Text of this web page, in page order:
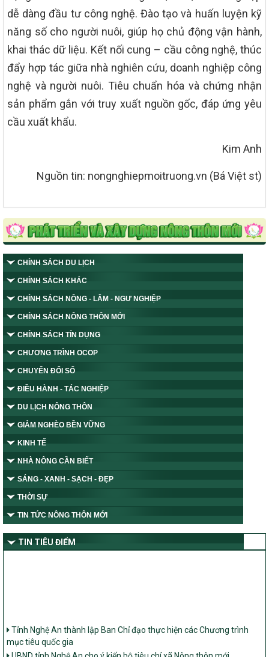
dễ dàng đầu tư công nghệ. Đào tạo và huấn luyện kỹ
năng số cho người nuôi, giúp họ chủ động vận hành,
khai thác dữ liệu. Kết nối cung – cầu công nghệ, thúc
đẩy hợp tác giữa nhà nghiên cứu, doanh nghiệp công
nghệ và người nuôi. Tiêu chuẩn hóa và chứng nhận
sản phẩm gắn với truy xuất nguồn gốc, đáp ứng yêu
cầu xuất khẩu.
Kim Anh
Nguồn tin: nongnghiepmoitruong.vn (Bá Việt st)
CHÍNH SÁCH DU LỊCH
CHÍNH SÁCH KHÁC
CHÍNH SÁCH NÔNG - LÂM - NGƯ NGHIỆP
CHÍNH SÁCH NÔNG THÔN MỚI
CHÍNH SÁCH TÍN DỤNG
CHƯƠNG TRÌNH OCOP
CHUYỂN ĐỔI SỐ
ĐIỀU HÀNH - TÁC NGHIỆP
DU LỊCH NÔNG THÔN
GIẢM NGHÈO BỀN VỮNG
KINH TẾ
NHÀ NÔNG CẦN BIẾT
SÁNG - XANH - SẠCH - ĐẸP
THỜI SỰ
TIN TỨC NÔNG THÔN MỚI
TIN TIÊU ĐIỂM
Tỉnh Nghệ An thành lập Ban Chỉ đạo thực hiện các Chương trình
mục tiêu quốc gia
UBND tỉnh Nghệ An cho ý kiến bộ tiêu chí xã Nông thôn mới